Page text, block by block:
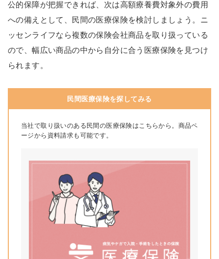
公的保障が把握できれば、次は高額療養費対象外の費用
への備えとして、民間の医療保険を検討しましょう。ニ
ッセンライフなら複数の保険会社商品を取り扱っている
ので、幅広い商品の中から自分に合う医療保険を見つけ
られます。
民間医療保険を探してみる
当社で取り扱いのある民間の医療保険はこちらから。商品ペ
ージから資料請求も可能です。